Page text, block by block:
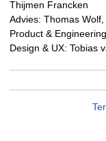
Thijmen Francken
Advies: Thomas
Product &
Design & UX: Tobias